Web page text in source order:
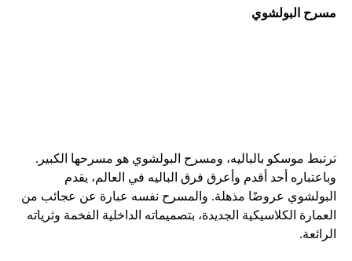
مسرح البولشوي
ترتبط موسكو بالباليه، ومسرح البولشوي هو مسرحها الكبير.
وباعتباره أحد أقدم وأعرق فرق الباليه في العالم، يقدم
البولشوي عروضًا مذهلة. والمسرح نفسه عبارة عن عجائب من
العمارة الكلاسيكية الجديدة، بتصميماته الداخلية الفخمة وثرياته
الرائعة.